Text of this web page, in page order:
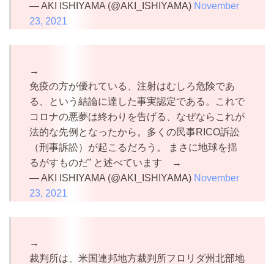
— AKI ISHIYAMA (@AKI_ISHIYAMA) November
23, 2021
→
免疫の方が優れている、注射はむしろ危険であ
る、という結論に達した事実認定である。これで
コロナの悪夢は終わりを告げる、なぜならこれが
法的な先例となったから。多くの民事RICO訴訟
（刑事訴訟）が起こるだろう。 まさに地球を揺
るがすものだ” と述べています →
— AKI ISHIYAMA (@AKI_ISHIYAMA) November
23, 2021
→
裁判所は、米国連邦地方裁判所フロリダ州北部地